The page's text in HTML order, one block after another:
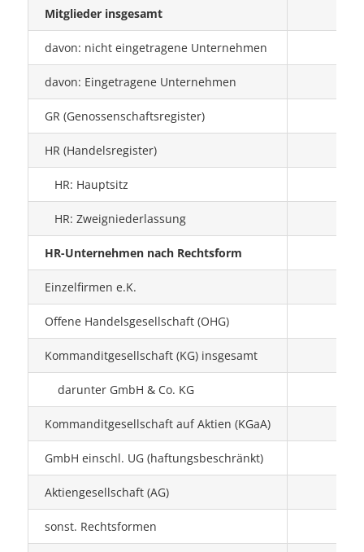
Mitglieder insgesamt
davon: nicht eingetragene Unternehmen
davon: Eingetragene Unternehmen
GR (Genossenschaftsregister)
HR (Handelsregister)
HR: Hauptsitz
HR: Zweigniederlassung
HR-Unternehmen nach Rechtsform
Einzelfirmen e.K.
Offene Handelsgesellschaft (OHG)
Kommanditgesellschaft (KG) insgesamt
darunter GmbH & Co. KG
Kommanditgesellschaft auf Aktien (KGaA)
GmbH einschl. UG (haftungsbeschränkt)
Aktiengesellschaft (AG)
sonst. Rechtsformen